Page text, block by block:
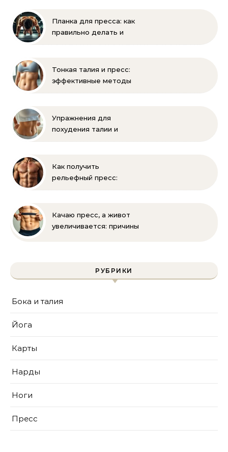
Планка для пресса: как
правильно делать и
Тонкая талия и пресс:
эффективные методы
Упражнения для
похудения талии и
Как получить
рельефный пресс:
Качаю пресс, а живот
увеличивается: причины
РУБРИКИ
Бока и талия
Йога
Карты
Нарды
Ноги
Пресс